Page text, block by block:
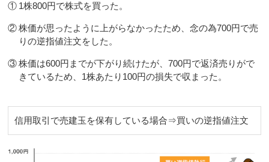
① 1株800円で株式を買った。
② 株価が思ったように上がらなかったため、念の為700円で売
りの逆指値注文をした。
③ 株価は600円までが下がり続けたが、700円で返済売りがで
きているため、1株あたり100円の損失で収まった。
信用取引で売建玉を保有している場合⇒買いの逆指値注文